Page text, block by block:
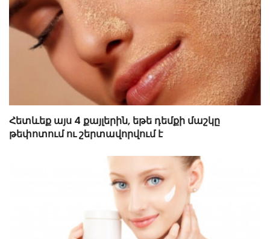
Հետևեք այս 4 քայլերին, եթե դեմքի մաշկը
թեփոտում ու շերտավորվում է